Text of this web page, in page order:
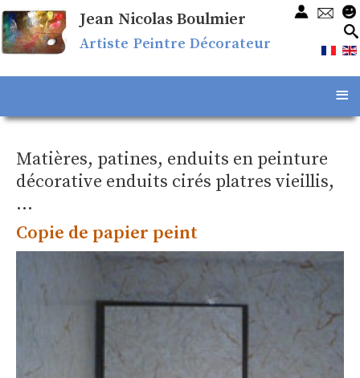
Jean Nicolas Boulmier
Artiste Peintre Décorateur
≡
Matières, patines, enduits en peinture
décorative enduits cirés platres vieillis,
...
Copie de papier peint